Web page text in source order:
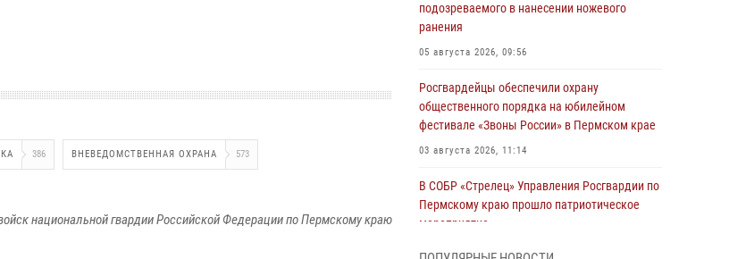
386 ВНЕВЕДОМСТВЕННАЯ ОХРАНА 573
национальной гвардии Российской Федерации по Пермскому краю
подозреваемого в нанесении ножевого
ранения
05 августа 2026, 09:56
Росгвардейцы обеспечили охрану
общественного порядка на юбилейном
фестивале «Звоны России» в Пермском крае
03 августа 2026, 11:14
В СОБР «Стрелец» Управления Росгвардии по
Пермскому краю прошло патриотическое
мероприятие